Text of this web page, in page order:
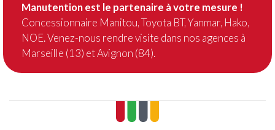
Manutention est le partenaire à votre mesure !
Concessionnaire Manitou, Toyota BT, Yanmar, Hako,
NOE. Venez-nous rendre visite dans nos agences à
Marseille (13) et Avignon (84).